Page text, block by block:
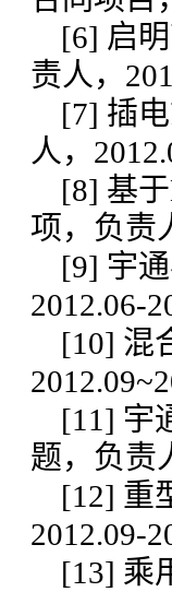
[6] 启
责人，
[7] 插
人，
[8] 基
项，负责
[9] 宇
2012.06-
[10] 混
[11] 宇
题，负责
[12] 重
2012.09-
[13] 乘